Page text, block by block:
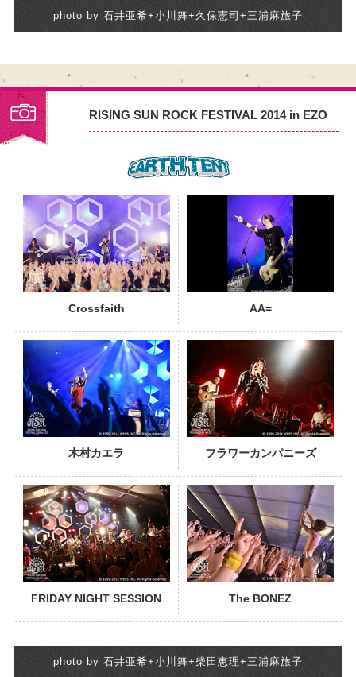
photo by 石井亜希+小川舞+久保憲司+三浦麻旅子
RISING SUN ROCK FESTIVAL 2014 in EZO
Crossfaith AA=
PHOTO
木村カエラ フラワーカンパニーズ
PHOTO
FRIDAY NIGHT SESSION The BONEZ
PHOTO
photo by 石井亜希+小川舞+柴田恵理+三浦麻旅子